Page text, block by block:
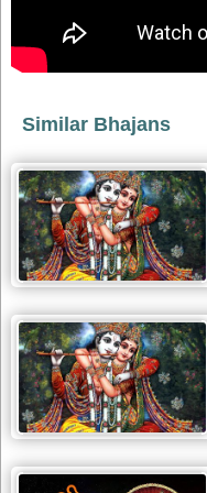
bhajans
गुरुदेव
gurudev
bhajans
विविध
भजन
miscellaneous
bhajans
विष्णु
भजन
vishnu
bhajans
बाबा
बालक
नाथ
भजन
balak
nath
Similar Bhajans